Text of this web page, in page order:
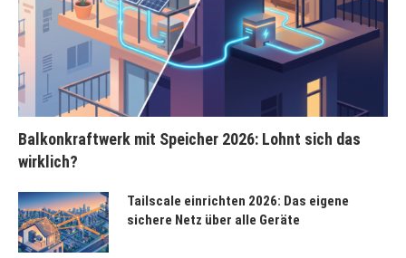
Balkonkraftwerk mit Speicher 2026: Lohnt sich das
wirklich?
Tailscale einrichten 2026: Das eigene
sichere Netz über alle Geräte